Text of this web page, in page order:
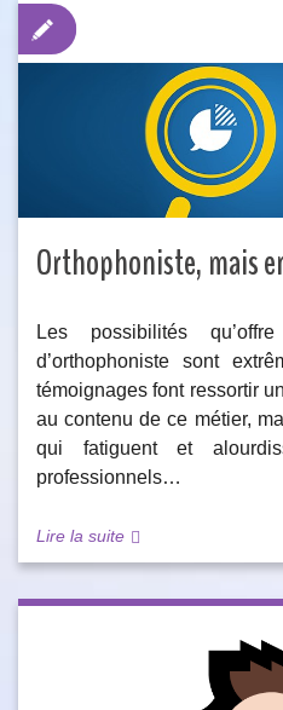
Orthophoniste, mais
Les possibilités
d’orthophoniste sont
témoignages font ressortir
au contenu de ce métier,
qui fatiguent et
professionnels…
Lire la suite